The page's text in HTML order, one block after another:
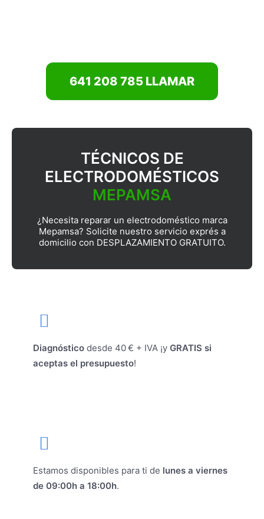
641 208 785 LLAMAR
TÉCNICOS DE
ELECTRODOMÉSTICOS
MEPAMSA
¿Necesita reparar un electrodoméstico marca
Mepamsa? Solicite nuestro servicio exprés a
domicilio con DESPLAZAMIENTO GRATUITO.
Diagnóstico desde 40 € + IVA ¡y GRATIS si
aceptas el presupuesto!
Estamos disponibles para ti de lunes a viernes
de 09:00h a 18:00h.